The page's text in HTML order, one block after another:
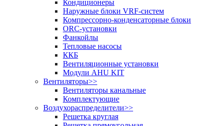
Кондиционеры
Наружные блоки VRF-систем
Компрессорно-конденсаторные блоки
ORC-установки
Фанкойлы
Тепловые насосы
ККБ
Вентиляционные установки
Модули AHU KIT
Вентиляторы>>
Вентиляторы канальные
Комплектующие
Воздухораспределители>>
Решетка круглая